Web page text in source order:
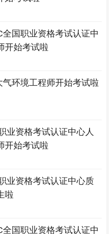
全国职业资格考试认证中
开始考试啦
气环境工程师开始考试啦
业资格考试认证中心人
开始考试啦
业资格考试认证中心质
啦
全国职业资格考试认证中